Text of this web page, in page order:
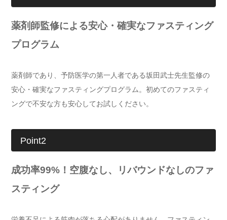
薬剤師監修による安心・確実なファスティング
プログラム
薬剤師であり、予防医学の第一人者である坂田武士先生監修の
安心・確実なファスティングプログラム。初めてのファスティ
ングで不安な方も安心してお試しください。
Point2
成功率99%！空腹なし、リバウンドなしのファ
スティング